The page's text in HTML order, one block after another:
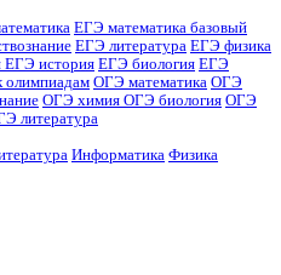
ЕГЭ математика базовый
ЕГЭ литература ЕГЭ физика
ЕГЭ история ЕГЭ биология ЕГЭ
олимпиадам ОГЭ математика ОГЭ
ОГЭ химия ОГЭ биология ОГЭ
литература
Информатика Физика